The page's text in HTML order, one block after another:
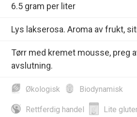
6.5 gram per liter
Lys lakserosa. Aroma av frukt,
Tørr med kremet mousse, preg
avslutning.
Økologisk Biodynamisk
Rettferdig handel Lite